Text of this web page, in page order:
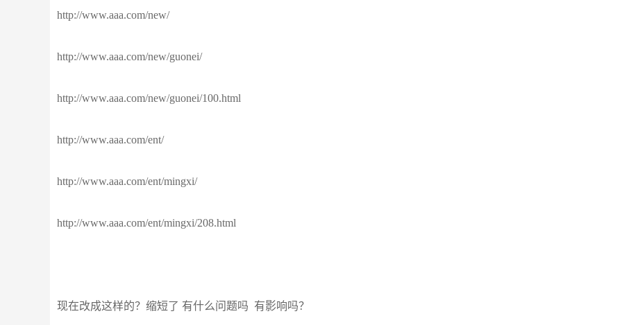
http://www.aaa.com/new/
http://www.aaa.com/new/guonei/
http://www.aaa.com/new/guonei/100.html
http://www.aaa.com/ent/
http://www.aaa.com/ent/mingxi/
http://www.aaa.com/ent/mingxi/208.html
现在改成这样的？缩短了 有什么问题吗 有影响吗？